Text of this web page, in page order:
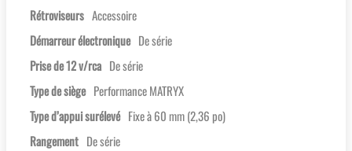
Rétroviseurs Accessoire
Démarreur électronique De série
Prise de 12 v/rca De série
Type de siège Performance MATRYX
Type d’appui surélevé Fixe à 60 mm (2,36 po)
Rangement De série